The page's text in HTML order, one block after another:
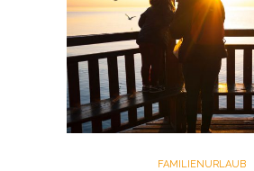
FAMILIENURLAUB